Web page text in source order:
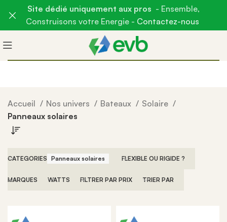
Accueil Nos univers Bateaux
Solaire
Panneaux solaires
CATEGORIES Panneaux solaires FLEXIBLE OU RIGIDE ?
MARQUES WATTS FILTRER PAR PRIX TRIER PAR
Site dédié uniquement aux pros - Ensemble,
Construisons votre Energie - Contactez-nous